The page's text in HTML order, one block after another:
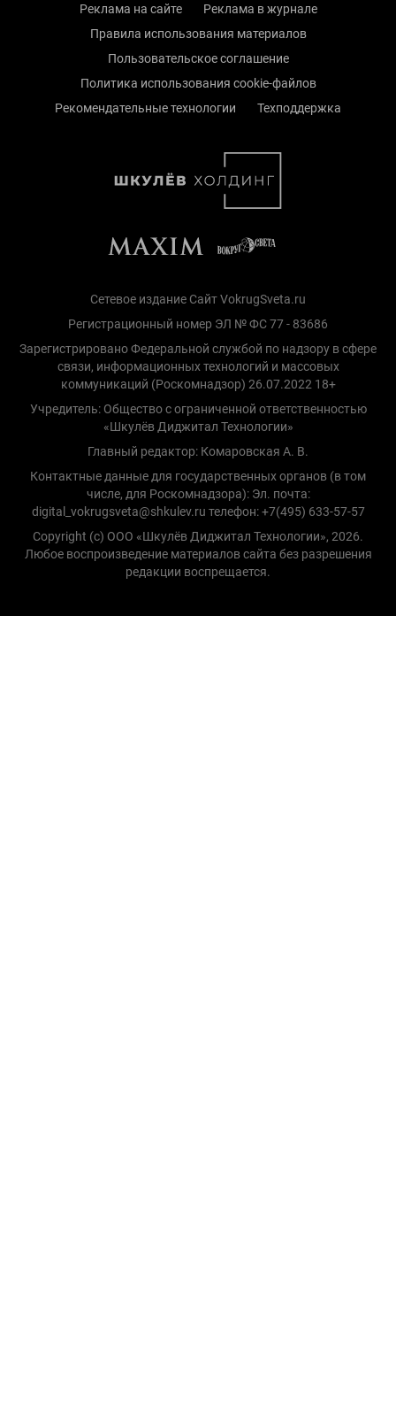
Реклама на сайте
Реклама в журнале
Правила использования материалов
Пользовательское соглашение
Политика использования cookie-файлов
Рекомендательные технологии
Техподдержка
Сетевое издание Сайт VokrugSveta.ru
Регистрационный номер ЭЛ № ФС 77 - 83686
Зарегистрировано Федеральной службой по надзору в сфере
связи, информационных технологий и массовых
коммуникаций (Роскомнадзор) 26.07.2022 18+
Учредитель: Общество с ограниченной ответственностью
«Шкулёв Диджитал Технологии»
Главный редактор: Комаровская А. В.
Контактные данные для государственных органов (в том
числе, для Роскомнадзора): Эл. почта:
digital_vokrugsveta@shkulev.ru телефон: +7(495) 633-57-57
Copyright (с) ООО «Шкулёв Диджитал Технологии», 2026.
Любое воспроизведение материалов сайта без разрешения
редакции воспрещается.